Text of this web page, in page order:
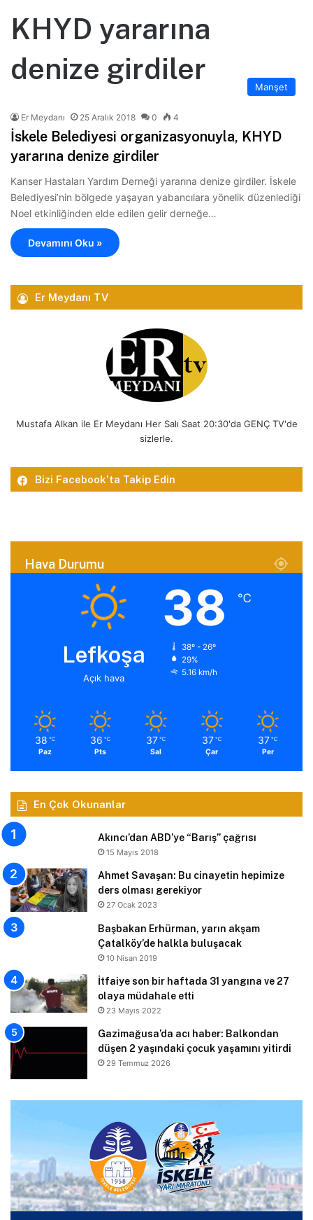
KHYD yararına
denize girdiler
Manşet
Er Meydanı 25 Aralık 2018 0 4
İskele Belediyesi organizasyonuyla, KHYD
yararına denize girdiler
Kanser Hastaları Yardım Derneği yararına denize girdiler. İskele
Belediyesi’nin bölgede yaşayan yabancılara yönelik düzenlediği
Noel etkinliğinden elde edilen gelir derneğe…
Devamını Oku »
Er Meydanı TV
Mustafa Alkan ile Er Meydanı Her Salı Saat 20:30'da GENÇ TV'de
sizlerle.
Bizi Facebook’ta Takip Edin
Hava Durumu
Lefkoşa
Açık hava
38 ℃
38º - 26º
29%
5.16 km/h
38 ℃
Paz
36 ℃
Pts
37 ℃
Sal
37 ℃
Çar
37 ℃
Per
En Çok Okunanlar
Akıncı’dan ABD’ye “Barış” çağrısı
15 Mayıs 2018
Ahmet Savaşan: Bu cinayetin hepimize
ders olması gerekiyor
27 Ocak 2023
Başbakan Erhürman, yarın akşam
Çatalköy’de halkla buluşacak
10 Nisan 2019
İtfaiye son bir haftada 31 yangına ve 27
olaya müdahale etti
23 Mayıs 2022
Gazimağusa’da acı haber: Balkondan
düşen 2 yaşındaki çocuk yaşamını yitirdi
29 Temmuz 2026